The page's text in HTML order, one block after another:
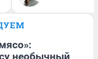
необычный